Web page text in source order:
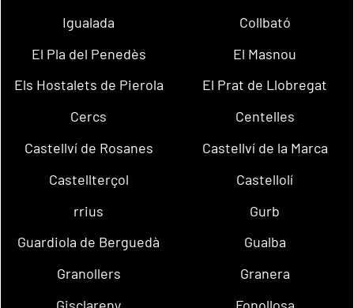
Igualada
Collbató
El Pla del Penedès
El Masnou
Els Hostalets de Pierola
El Prat de Llobregat
Cercs
Centelles
Castellví de Rosanes
Castellví de la Marca
Castellterçol
Castellolí
rrius
Gurb
Guardiola de Berguedà
Gualba
Granollers
Granera